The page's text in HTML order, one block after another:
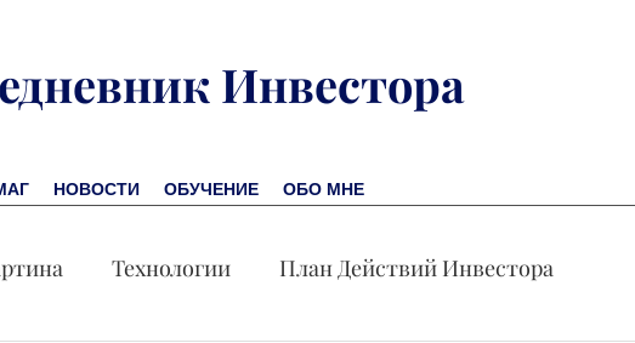
Инвестора
НОВОСТИ ОБУЧЕНИЕ ОБО МНЕ
Технологии План Действий Инвестора